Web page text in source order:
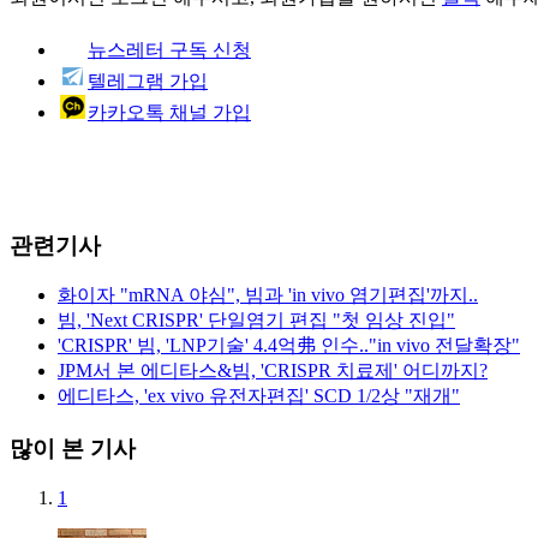
뉴스레터 구독 신청
텔레그램 가입
카카오톡 채널 가입
관련기사
화이자 "mRNA 야심", 빔과 'in vivo 염기편집'까지..
빔, 'Next CRISPR' 단일염기 편집 "첫 임상 진입"
'CRISPR' 빔, 'LNP기술' 4.4억弗 인수.."in vivo 전달확장"
JPM서 본 에디타스&빔, 'CRISPR 치료제' 어디까지?
에디타스, 'ex vivo 유전자편집' SCD 1/2상 "재개"
많이 본 기사
1